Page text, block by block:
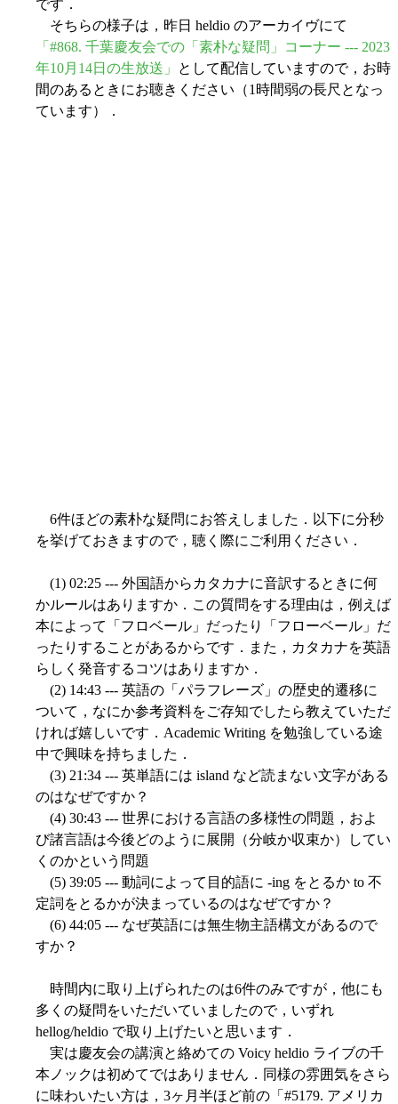
です．
そちらの様子は，昨日 heldio のアーカイヴにて
「#868. 千葉慶友会での「素朴な疑問」コーナー --- 2023
年10月14日の生放送」
として配信していますので，お時
間のあるときにお聴きください（1時間弱の長尺となっ
ています）．
6件ほどの素朴な疑問にお答えしました．以下に分秒
を挙げておきますので，聴く際にご利用ください．
(1) 02:25 --- 外国語からカタカナに音訳するときに何
かルールはありますか．この質問をする理由は，例えば
本によって「フロベール」だったり「フローベール」だ
ったりすることがあるからです．また，カタカナを英語
らしく発音するコツはありますか．
(2) 14:43 --- 英語の「パラフレーズ」の歴史的遷移に
ついて，なにか参考資料をご存知でしたら教えていただ
ければ嬉しいです．Academic Writing を勉強している途
中で興味を持ちました．
(3) 21:34 --- 英単語には island など読まない文字がある
のはなぜですか？
(4) 30:43 --- 世界における言語の多様性の問題，およ
び諸言語は今後どのように展開（分岐か収束か）してい
くのかという問題
(5) 39:05 --- 動詞によって目的語に -ing をとるか to 不
定詞をとるかが決まっているのはなぜですか？
(6) 44:05 --- なぜ英語には無生物主語構文があるので
すか？
時間内に取り上げられたのは6件のみですが，他にも
多くの疑問をいただいていましたので，いずれ
hellog/heldio で取り上げたいと思います．
実は慶友会の講演と絡めての Voicy heldio ライブの千
本ノックは初めてではありません．同様の雰囲気をさら
に味わいたい方は，3ヶ月半ほど前の「#5179. アメリカ